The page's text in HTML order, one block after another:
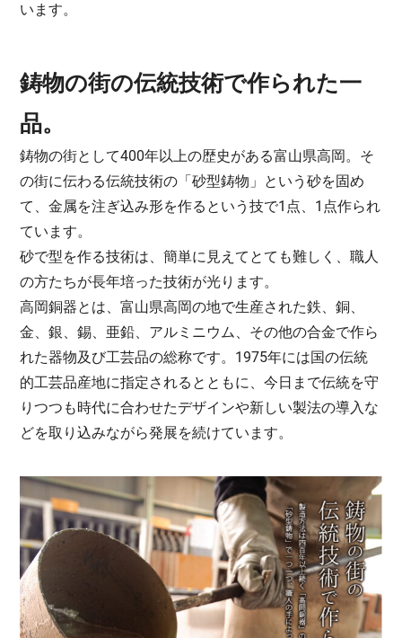
います。
鋳物の街の伝統技術で作られた一
品。
鋳物の街として400年以上の歴史がある富山県高岡。そ
の街に伝わる伝統技術の「砂型鋳物」という砂を固め
て、金属を注ぎ込み形を作るという技で1点、1点作られ
ています。
砂で型を作る技術は、簡単に見えてとても難しく、職人
の方たちが長年培った技術が光ります。
高岡銅器とは、富山県高岡の地で生産された鉄、銅、
金、銀、錫、亜鉛、アルミニウム、その他の合金で作ら
れた器物及び工芸品の総称です。1975年には国の伝統
的工芸品産地に指定されるとともに、今日まで伝統を守
りつつも時代に合わせたデザインや新しい製法の導入な
どを取り込みながら発展を続けています。